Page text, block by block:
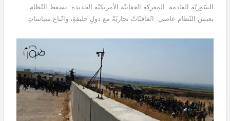
السّوريّة القادمة المعركة العقابيّة الأمريكيّة الجديدة: يسقط النّظام..
يعيش النّظام عاصي: اتّفاقيّاتٌ تجاريّةٌ مع دولٍ حليفةٍ، واتّباع سياساتٍ